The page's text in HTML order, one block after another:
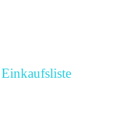
Einkaufsliste